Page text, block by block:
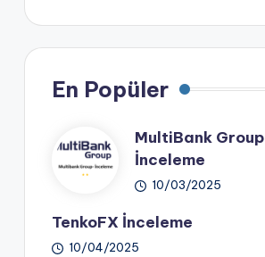
En Popüler
MultiBank Group
İnceleme
10/03/2025
TenkoFX İnceleme
10/04/2025